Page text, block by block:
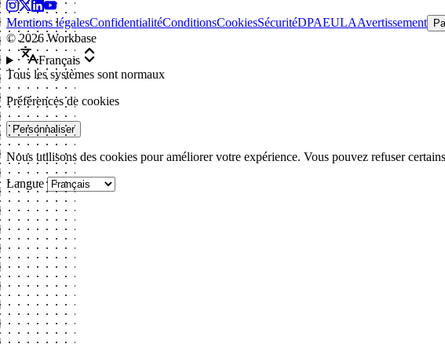
Mentions légalesConfidentialitéConditionsCookiesSécuritéDPAEULAAvertissement
©2026 Workbase
Français
Tous les systèmes sont normaux
Préférences de cookies
Personnaliser
Nous utilisons des cookies pour améliorer votre expérience. Vous pouvez refuser
Langue